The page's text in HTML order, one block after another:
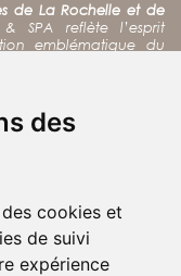
des
cookies et
de suivi
expérience
de La Rochelle et de
SPA reflète l’esprit
emblématique du
constitue un point de
en profitant d’une
de Fouras.
•Notre Spa•Nos Soins
Découvrir Fouras
•Accès